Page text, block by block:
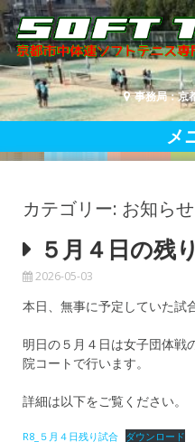
コ
ン
テ
ン
ツ
へ
移
事務局：京
メ
カテゴリー: お知らせ
５月４日の残
2026-05-03
本日、無事に予定していた試
明日の５月４日は女子団体戦
院コートで行います。
詳細は以下をご覧ください。
R8_５月４日残り試合 ダウンロード